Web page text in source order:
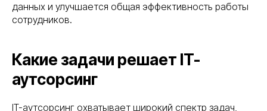
данных и улучшается общая эффективность работы
сотрудников.
Какие задачи решает IT-
аутсорсинг
IT-аутсорсинг охватывает широкий спектр задач,